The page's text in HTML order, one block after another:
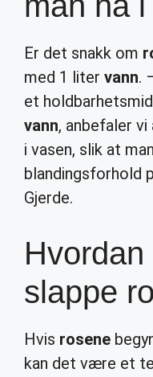
Er det snakk om
med 1 litervann.
et
vann, anbefaler
i vasen, slik at
blandingsforhold
Gjerde.
slappe
Hvis rosene
kan det være et